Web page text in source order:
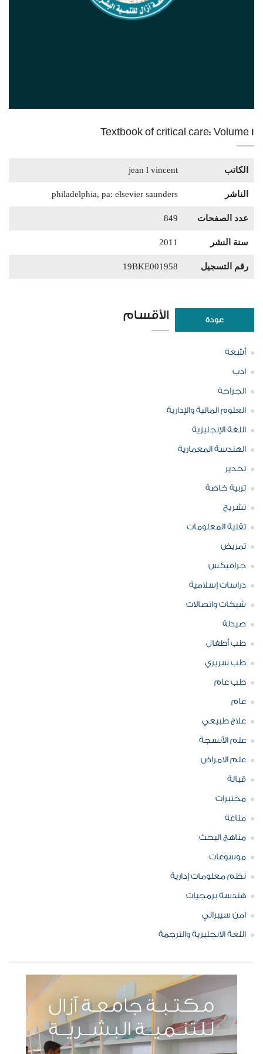
Textbook of critical care: Volume 1
الكاتب jean l vincent
الناشر philadelphia, pa: elsevier saunders
عدد الصفحات 849
سنة النشر 2011
رقم التسجيل 19BKE001958
عودة الأقسام
أشعة
ادب
الجراحة
العلوم المالية والإدارية
اللغة الإنجليزية
الهندسة المعمارية
تخدير
تربية خاصة
تشريح
تقنية المعلومات
تمريض
جرافيكس
دراسات إسلامية
شبكات واتصالات
صيدلة
طب أطفال
طب سريري
طب عام
عام
علاج طبيعي
علم الأنسجة
علم الامراض
قبالة
مختبرات
مناعة
مناهج البحث
موسوعات
نظم معلومات إدارية
هندسة برمجيات
امن سيبراني
اللغة الانجليزية والترجمة